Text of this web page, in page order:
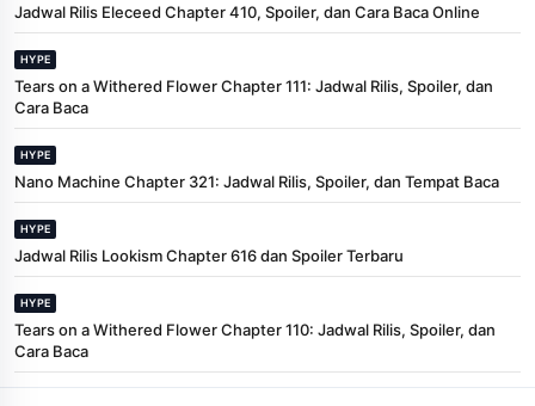
Jadwal Rilis Eleceed Chapter 410, Spoiler, dan Cara Baca Online
HYPE
Tears on a Withered Flower Chapter 111: Jadwal Rilis, Spoiler, dan
Cara Baca
HYPE
Nano Machine Chapter 321: Jadwal Rilis, Spoiler, dan Tempat Baca
HYPE
Jadwal Rilis Lookism Chapter 616 dan Spoiler Terbaru
HYPE
Tears on a Withered Flower Chapter 110: Jadwal Rilis, Spoiler, dan
Cara Baca